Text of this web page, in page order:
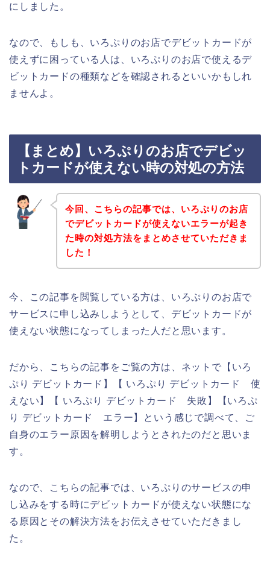
にしました。
なので、もしも、いろぷりのお店でデビットカードが
使えずに困っている人は、いろぷりのお店で使えるデ
ビットカードの種類などを確認されるといいかもしれ
ませんよ。
【まとめ】いろぷりのお店でデビッ
トカードが使えない時の対処の方法
今回、こちらの記事では、いろぷりのお店
でデビットカードが使えないエラーが起き
た時の対処方法をまとめさせていただきま
した！
今、この記事を閲覧している方は、いろぷりのお店で
サービスに申し込みしようとして、デビットカードが
使えない状態になってしまった人だと思います。
だから、こちらの記事をご覧の方は、ネットで【いろ
ぷり デビットカード】【 いろぷり デビットカード 使
えない】【 いろぷり デビットカード 失敗】【いろぷ
り デビットカード エラー】という感じで調べて、ご
自身のエラー原因を解明しようとされたのだと思いま
す。
なので、こちらの記事では、いろぷりのサービスの申
し込みをする時にデビットカードが使えない状態にな
る原因とその解決方法をお伝えさせていただきまし
た。